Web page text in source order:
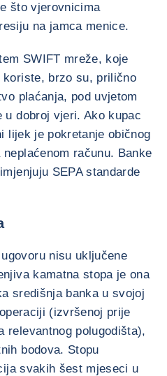
što vjerovnicima
na jamca menice.
SWIFT mreže, koje
brzo su, prilično
plaćanja, pod uvjetom
u dobroj vjeri. Ako kupac
lijek je pokretanje običnog
računu. Banke
SEPA standarde
nisu uključene
kamatna stopa je ona
središnja banka u svojoj
(izvršenoj prije
relevantnog polugodišta),
bodova. Stopu
svakih šest mjeseci u